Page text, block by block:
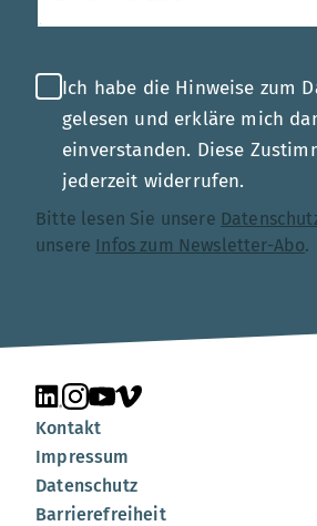
Ich habe die Hinweise zum
gelesen und erkläre mich
einverstanden. Diese
jederzeit widerrufen.
Bitte lesen Sie unsere
unsere Infos zum Newsletter-Abo.
Unsere Seite auf LinkedIn
Unsere Seite auf Instagram
Unsere Seite auf
Unsere Seite auf
Kontakt
Impressum
Datenschutz
Barrierefreiheit